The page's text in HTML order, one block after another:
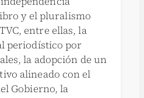
y el pluralismo
entre ellas, la
periodístico por
la adopción de un
alineado con el
Gobierno, la